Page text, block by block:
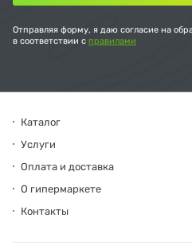
Отправляя форму, я даю согласие на
в соответствии с правилами
Каталог
Услуги
Оплата и доставка
О гипермаркете
Контакты